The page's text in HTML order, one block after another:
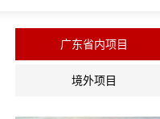
广东省内项目
境外项目